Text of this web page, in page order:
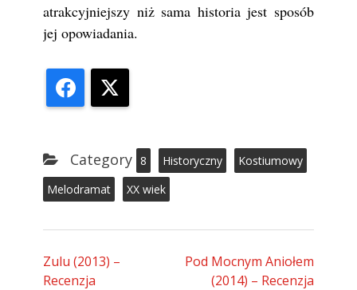
atrakcyjniejszy niż sama historia jest sposób
jej opowiadania.
Facebook
Category 8 Historyczny
Kostiumowy
Melodramat
XX wiek
Zulu (2013) –
Recenzja
Pod Mocnym Aniołem
(2014) – Recenzja